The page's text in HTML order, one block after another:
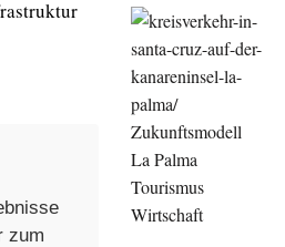
zum